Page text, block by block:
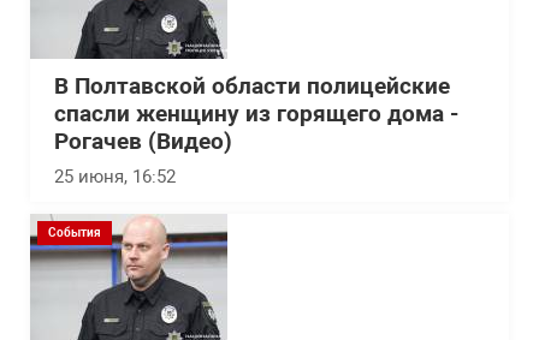
В Полтавской области полицейские
спасли женщину из горящего дома -
Рогачев (Видео)
25 июня, 16:52
События